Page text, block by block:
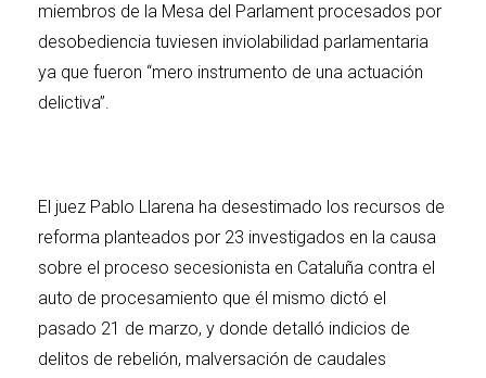
miembros de la Mesa del Parlament procesados por
desobediencia tuviesen inviolabilidad parlamentaria
ya que fueron “mero instrumento de una actuación
delictiva”.
El juez Pablo Llarena ha desestimado los recursos de
reforma planteados por 23 investigados en la causa
sobre el proceso secesionista en Cataluña contra el
auto de procesamiento que él mismo dictó el
pasado 21 de marzo, y donde detalló indicios de
delitos de rebelión, malversación de caudales